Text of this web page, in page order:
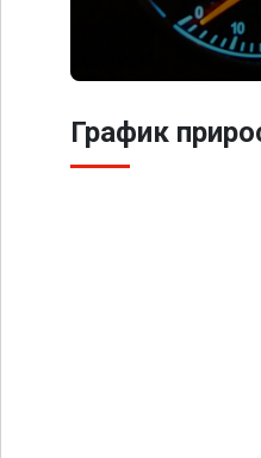
График